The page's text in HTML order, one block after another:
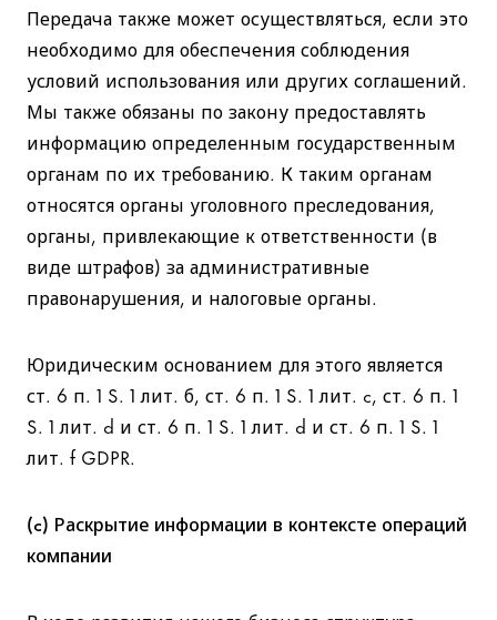
Передача также может осуществляться, если это
необходимо для обеспечения соблюдения
условий использования или других соглашений.
Мы также обязаны по закону предоставлять
информацию определенным государственным
органам по их требованию. К таким органам
относятся органы уголовного преследования,
органы, привлекающие к ответственности (в
виде штрафов) за административные
правонарушения, и налоговые органы.
Юридическим основанием для этого является
ст. 6 п. 1 S. 1 лит. б, ст. 6 п. 1 S. 1 лит. c, ст. 6 п. 1
S. 1 лит. d и ст. 6 п. 1 S. 1 лит. d и ст. 6 п. 1 S. 1
лит. f GDPR.
(c) Раскрытие информации в контексте операций
компании